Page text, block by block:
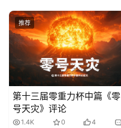
推荐
第十三届零重力杯中篇《零
号天灾》评论
1.4K 0 4